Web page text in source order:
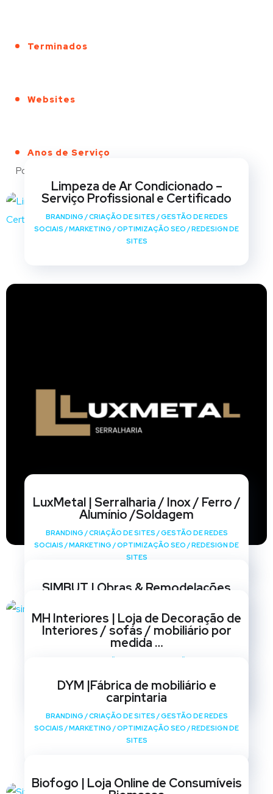
Terminados
Websites
Anos de Serviço
Portfólio
Limpeza de Ar Condicionado –
Serviço Profissional e Certificado
BRANDING /CRIAÇÃO DE SITES /GESTÃO DE REDES
SOCIAIS /MARKETING /OPTIMIZAÇÃO SEO /REDESIGN DE
SITES
LuxMetal | Serralharia / Inox / Ferro /
Alumínio /Soldagem
BRANDING /CRIAÇÃO DE SITES /GESTÃO DE REDES
SOCIAIS /MARKETING /OPTIMIZAÇÃO SEO /REDESIGN DE
SITES
SIMBUT | Obras & Remodelações
SOCIAIS /MARKETING OPTIMIZAÇÃO SEO/ REDESIGN DE
SITES
MH Interiores | Loja de Decoração de
Interiores / sofás / mobiliário por
medida …
SITES
DYM |Fábrica de mobiliário e
carpintaria
BRANDING /CRIAÇÃO DE SITES /GESTÃO DE REDES
SOCIAIS /MARKETING /OPTIMIZAÇÃO SEO /REDESIGN DE
SITES
Biofogo | Loja Online de Consumíveis